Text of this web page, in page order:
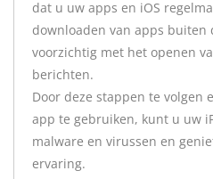
dat u uw apps en iOS
downloaden van apps buiten
voorzichtig met het openen
berichten.
Door deze stappen te volgen
app te gebruiken, kunt u uw
malware en virussen en
ervaring.